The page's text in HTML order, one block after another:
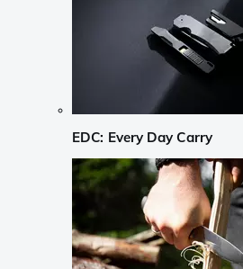
EDC: Every Day Carry